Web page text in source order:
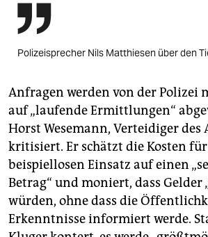

Polizeisprecher Nils Matthiesen über den
Anfragen werden von der Polizei
auf „laufende Ermittlungen“
Horst Wesemann, Verteidiger des
kritisiert. Er schätzt die Kosten
beispiellosen Einsatz auf einen
Betrag“ und moniert, dass Gelder
würden, ohne dass die
Erkenntnisse informiert werde.